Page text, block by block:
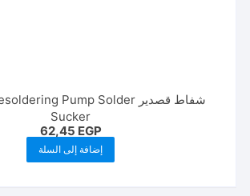
Sucker
62,45 EGP
إضافة إلى السلة